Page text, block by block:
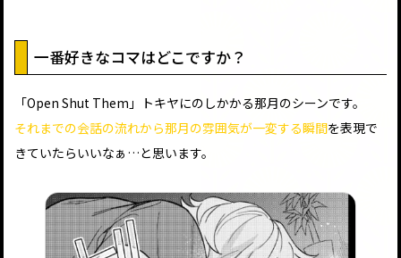
一番好きなコマはどこですか？
「Open Shut Them」トキヤにのしかかる那月のシーンです。
それまでの会話の流れから那月の雰囲気が一変する瞬間を表現で
きていたらいいなぁ…と思います。